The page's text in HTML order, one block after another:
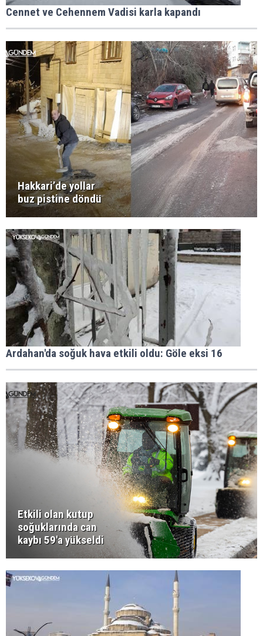
Cennet ve Cehennem Vadisi karla kapandı
Hakkari’de yollar
buz pistine döndü
Ardahan'da soğuk hava etkili oldu: Göle eksi 16
Etkili olan kutup
soğuklarında can
kaybı 59'a yükseldi